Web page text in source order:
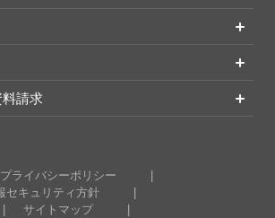
請求
プライバシーポリシー
セキュリティ方針
サイトマップ